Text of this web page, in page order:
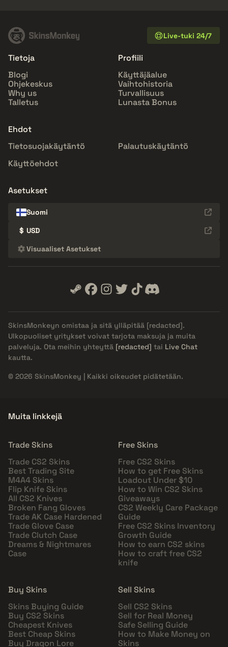
Live-tuki 24/7
Tietoja
Blogi
Ohjekeskus
Why us
Talletus
Profiili
Käyttäjäalue
Vaihtohistoria
Turvallisuus
Lunasta Bonus
Ehdot
Tietosuojakäytäntö
Palautuskäytäntö
Käyttöehdot
Asetukset
Suomi
$ USD
Visuaaliset Asetukset
SkinsMonkeyn omistaa ja sitä ylläpitää [redacted].
Ulkopuoliset yritykset voivat tarjota maksuja ja muita
palveluja. Ota meihin yhteyttä [redacted] tai Live Chat
kautta.
© 2026 SkinsMonkey | Kaikki oikeudet pidätetään.
Muita linkkejä
Trade Skins
Trade CS2 Skins
Best Trading Site
M4A4 Skins
Flip Knife Skins
All CS2 Knives
Broken Fang Gloves
Trade AK Case Hardened
Trade Glove Case
Trade Clutch Case
Dreams & Nightmares
Case
Free Skins
Free CS2 Skins
How to get Free Skins
Loadout Under $10
How to Win CS2 Skins
Giveaways
CS2 Weekly Care Package
Guide
Free CS2 Skins Inventory
Growth Guide
How to earn CS2 skins
How to craft free CS2
knife
Buy Skins
Skins Buying Guide
Buy CS2 Skins
Cheapest Knives
Best Cheap Skins
Buy Dragon Lore
Sell Skins
Sell CS2 Skins
Sell for Real Money
Safe Selling Guide
How to Make Money on
Skins